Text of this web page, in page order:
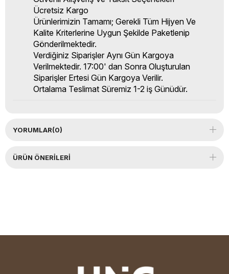
Ücretsiz Kargo
Ürünlerimizin Tamamı; Gerekli Tüm Hijyen Ve
Kalite Kriterlerine Uygun Şekilde Paketlenip
Gönderilmektedir.
Verdiğiniz Siparişler Aynı Gün Kargoya
Verilmektedir. 17:00' dan Sonra Oluşturulan
Siparişler Ertesi Gün Kargoya Verilir.
Ortalama Teslimat Süremiz 1-2 iş Günüdür.
YORUMLAR(0)
ÜRÜN ÖNERILERI